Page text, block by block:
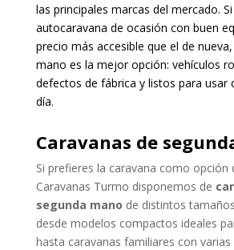
las principales marcas del mercado.
autocaravana de ocasión con buen
precio más accesible que el de
mano es la mejor opción: vehículos
defectos de fábrica y listos para usar
día.
Caravanas de
Si prefieres la caravana como opción
Caravanas Turmo disponemos de
segunda mano de distintos
desde modelos compactos ideales
hasta caravanas familiares con varias